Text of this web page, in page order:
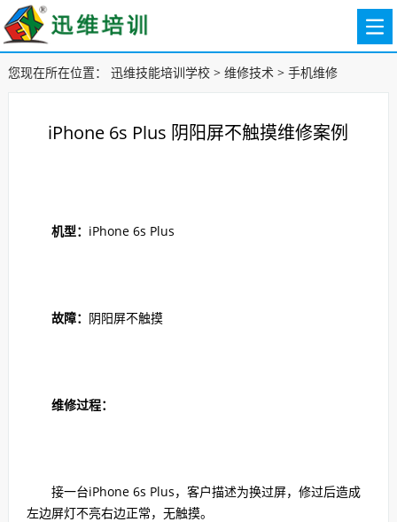
您现在所在位置： 迅维技能培训学校> 维修技术> 手机维修
iPhone 6s Plus 阴阳屏不触摸维修案例
机型： iPhone 6s Plus
故障： 阴阳屏不触摸
维修过程：
接一台iPhone 6s Plus，客户描述为换过屏，修过后造成
左边屏灯不亮右边正常，无触摸。